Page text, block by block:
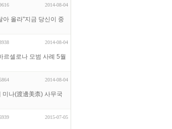
2014-08-04
올라"지금 당신이 중
2014-08-04
르셀로나 모범 사례 5월
2014-08-04
미나(渡邊美柰) 사무국
2015-07-05